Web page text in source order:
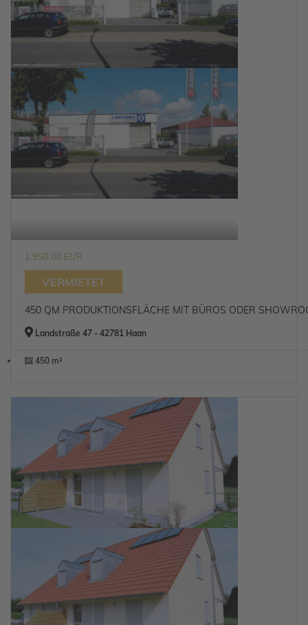
1.950,00 EUR
VERMIETET
450 QM PRODUKTIONSFLÄCHE MIT BÜROS ODER
Landstraße 47 - 42781 Haan
450 m²